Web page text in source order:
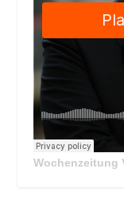
Wochenzeitung